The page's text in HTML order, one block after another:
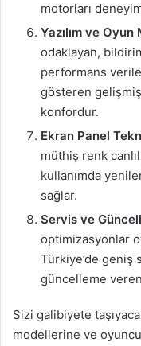
motorları
Yazılım ve Oyun
odaklayan,
performans
gösteren
konfordur.
Ekran Panel
müthiş renk
kullanımda
sağlar.
Servis ve
optimizasyonlar
Türkiye’de geniş
güncelleme veren
Sizi galibiyete
modellerine ve